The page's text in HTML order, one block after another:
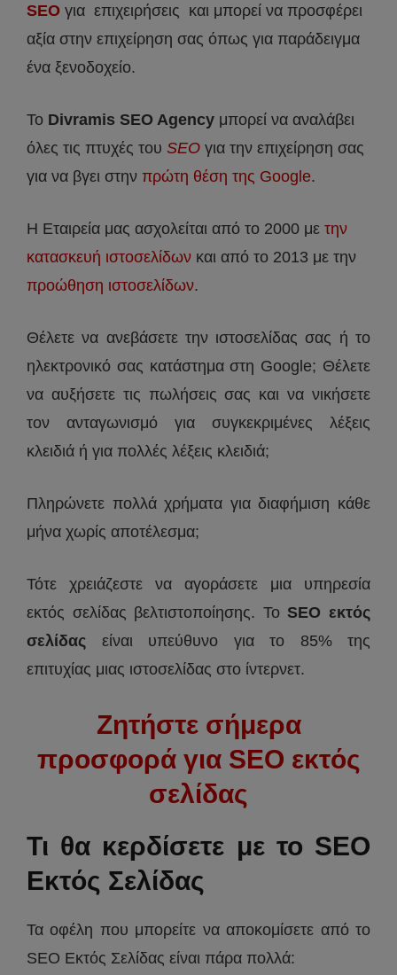
SEO για επιχειρήσεις και μπορεί να προσφέρει
αξία στην επιχείρηση σας όπως για παράδειγμα
ένα ξενοδοχείο.
Το Divramis SEO Agency μπορεί να αναλάβει
όλες τις πτυχές του SEO για την επιχείρηση σας
για να βγει στην πρώτη θέση της Google.
Η Εταιρεία μας ασχολείται από το 2000 με την
κατασκευή ιστοσελίδων και από το 2013 με την
προώθηση ιστοσελίδων.
Θέλετε να ανεβάσετε την ιστοσελίδας σας ή το
ηλεκτρονικό σας κατάστημα στη Google; Θέλετε
να αυξήσετε τις πωλήσεις σας και να νικήσετε
τον ανταγωνισμό για συγκεκριμένες λέξεις
κλειδιά ή για πολλές λέξεις κλειδιά;
Πληρώνετε πολλά χρήματα για διαφήμιση κάθε
μήνα χωρίς αποτέλεσμα;
Τότε χρειάζεστε να αγοράσετε μια υπηρεσία
εκτός σελίδας βελτιστοποίησης. ΤοSEO εκτός
σελίδας είναι υπεύθυνο για το 85% της
επιτυχίας μιας ιστοσελίδας στο ίντερνετ.
Ζητήστε σήμερα
προσφορά για SEO εκτός
σελίδας
Τι θα κερδίσετε με το SEO
Εκτός Σελίδας
Τα οφέλη που μπορείτε να αποκομίσετε από το
SEO Εκτός Σελίδας είναι πάρα πολλά: